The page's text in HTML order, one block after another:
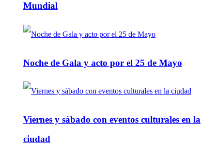
Mundial
Noche de Gala y acto por el 25 de Mayo
Viernes y sábado con eventos culturales en la
ciudad